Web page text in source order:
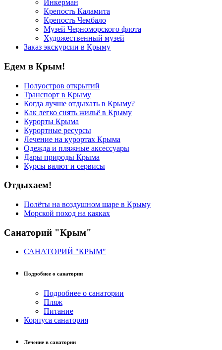
Инкерман
Крепость Каламита
Крепость Чембало
Музей Черноморского флота
Художественный музей
Заказ экскурсии в Крыму
Едем в Крым!
Полуостров открытий
Транспорт в Крыму
Когда лучше отдыхать в Крыму?
Как легко снять жильё в Крыму
Курорты Крыма
Курортные ресурсы
Лечение на курортах Крыма
Одежда и пляжные аксессуары
Дары природы Крыма
Курсы валют и сервисы
Отдыхаем!
Полёты на воздушном шаре в Крыму
Морской поход на каяках
Санаторий "Крым"
САНАТОРИЙ "КРЫМ"
Подробнее о санатории
Подробнее о санатории
Пляж
Питание
Корпуса санатория
Лечение в санатории